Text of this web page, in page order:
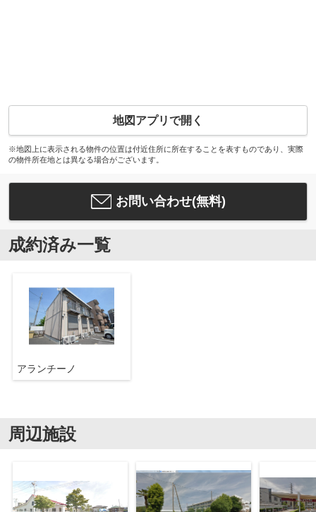
地図アプリで開く
※地図上に表示される物件の位置は付近住所に所在することを表すものであり、実際
の物件所在地とは異なる場合がございます。
お問い合わせ(無料)
成約済み一覧
アランチーノ
周辺施設